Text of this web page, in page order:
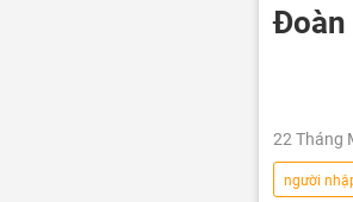
22 Tháng
người